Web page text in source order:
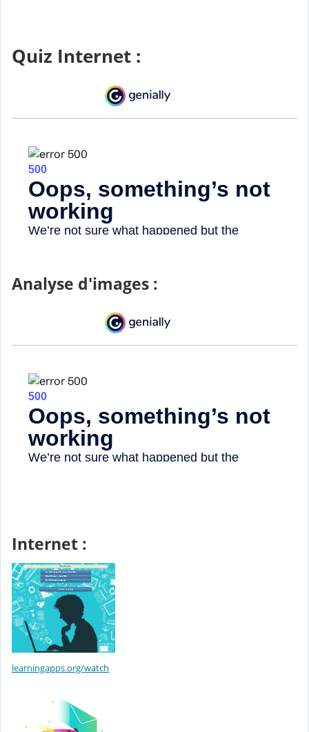
Quiz Internet :
Analyse d'images :
Internet :
learningapps.org/watch